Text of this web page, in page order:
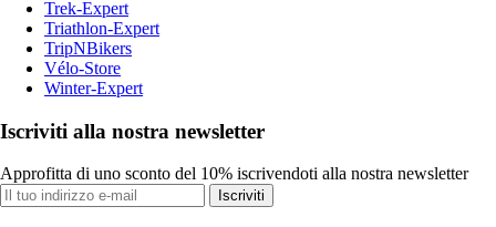
Trek-Expert
Triathlon-Expert
TripNBikers
Vélo-Store
Winter-Expert
Iscriviti alla nostra newsletter
Approfitta di uno sconto del 10% iscrivendoti alla nostra newsletter
Iscriviti